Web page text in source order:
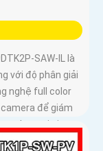
SAW-IL là
với độ phân giải
nghệ full color
để giám
cho mọi gia